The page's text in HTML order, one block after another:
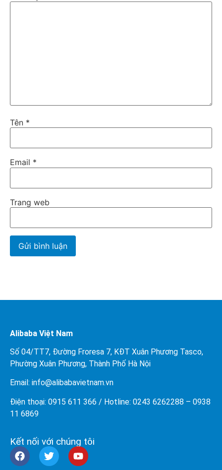
Tên *
Email *
Trang web
Alibaba Việt Nam
Số 04/TT7, Đường Froresa 7, KĐT Xuân Phương Tasco,
Phường Xuân Phương, Thành Phố Hà Nội
Email: info@alibabavietnam.vn
Điện thoại: 0915 611 366 / Hotline: 0243 6262288 – 0938
11 6869
Kết nối với chúng tôi